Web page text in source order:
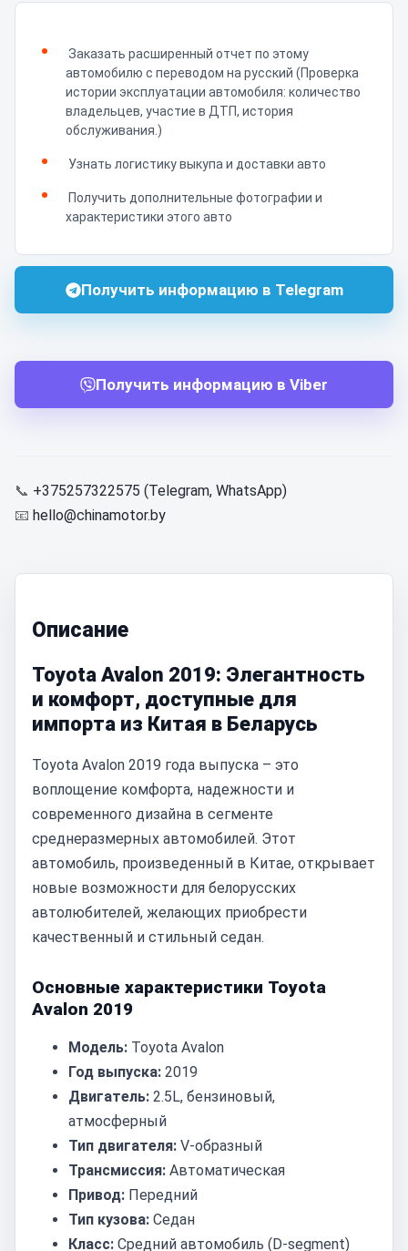
Заказать расширенный отчет по этому
автомобилю с переводом на русский (Проверка
истории эксплуатации автомобиля: количество
владельцев, участие в ДТП, история
обслуживания.)
Узнать логистику выкупа и доставки авто
Получить дополнительные фотографии и
характеристики этого авто
Получить информацию в Telegram
Получить информацию в Viber
📞 +375257322575 (Telegram, WhatsApp)
📧 hello@chinamotor.by
Описание
Toyota Avalon 2019: Элегантность
и комфорт, доступные для
импорта из Китая в Беларусь
Toyota Avalon 2019 года выпуска – это
воплощение комфорта, надежности и
современного дизайна в сегменте
среднеразмерных автомобилей. Этот
автомобиль, произведенный в Китае, открывает
новые возможности для белорусских
автолюбителей, желающих приобрести
качественный и стильный седан.
Основные характеристики Toyota
Avalon 2019
Модель: Toyota Avalon
Год выпуска: 2019
Двигатель: 2.5L, бензиновый,
атмосферный
Тип двигателя: V-образный
Трансмиссия: Автоматическая
Привод: Передний
Тип кузова: Седан
Класс: Средний автомобиль (D-segment)